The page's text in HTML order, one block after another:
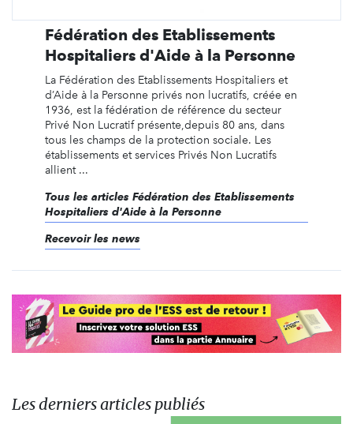
Fédération des Etablissements
Hospitaliers d'Aide à la Personne
La Fédération des Etablissements Hospitaliers et
d’Aide à la Personne privés non lucratifs, créée en
1936, est la fédération de référence du secteur
Privé Non Lucratif présente,depuis 80 ans, dans
tous les champs de la protection sociale. Les
établissements et services Privés Non Lucratifs
allient ...
Tous les articles Fédération des Etablissements
Hospitaliers d'Aide à la Personne
Recevoir les news
Les derniers articles publiés